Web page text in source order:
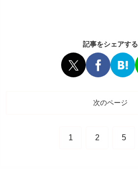
記事をシェアする
次のページ
1 2 5